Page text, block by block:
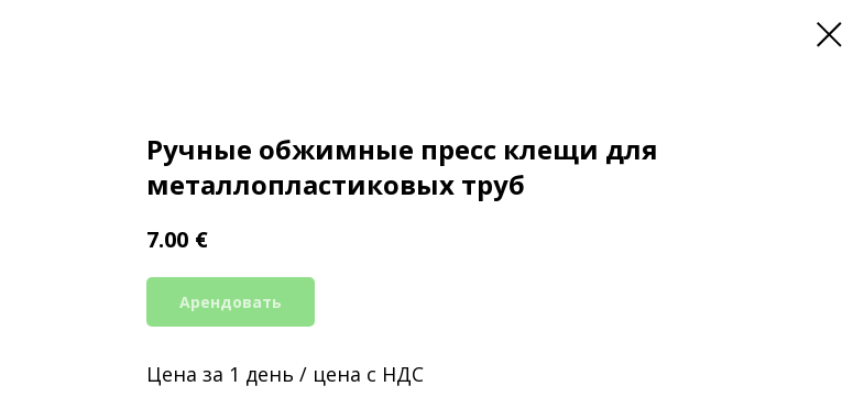
Ручные обжимные пресс клещи для
металлопластиковых труб
7.00 €
Арендовать
Цена за 1 день / цена с НДС